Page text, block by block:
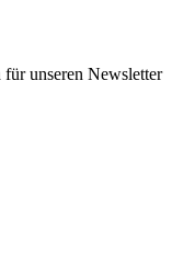
unseren Newsletter